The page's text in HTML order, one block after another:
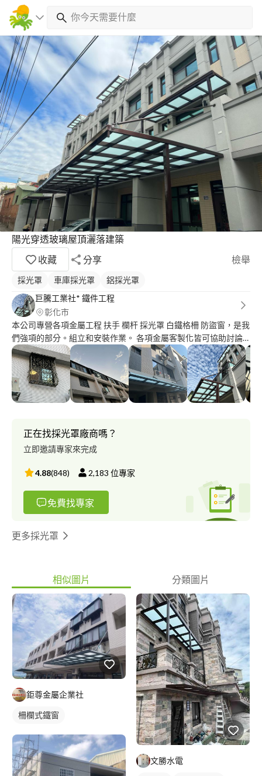
陽光穿透玻璃屋頂灑落建築
收藏
分享 檢舉
採光罩 車庫採光罩
鋁採光罩
巨騰工業社* 鐵件工程
彰化市
本公司專營各項金屬工程 扶手 欄杆 採光罩 白鐵格柵 防盜窗，是我
們強項的部分。組立和安裝作業。 各項金屬客製化皆可協助討論
按照客戶需求下去進行施做～ 合約報價施工，現場問題溝通處
理。 中彰投皆有服務。歡迎來電姚先生0*********。 交給巨騰您
放心，巨騰謝謝您～
正在找採光罩廠商嗎？
立即邀請專家來完成
4.88(848) 2,183 位專家
免費找專家
更多採光罩
相似圖片 分類圖片
鉅尊金屬企業社
柵欄式鐵窗
文勝水電